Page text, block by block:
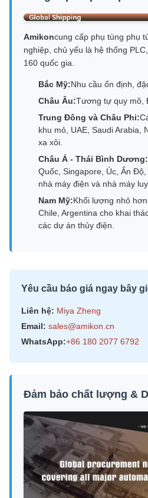
Amikoncung cấp phụ tùng phụ
nghiệp, chủ yếu là hệ thống
160 quốc gia.
Bắc Mỹ:Nhu cầu ổn định,
Châu Âu:Tương tự quy mô,
Trung Đông và Châu Phi:
khu mỏ, UAE, Saudi Arabia,
xa xôi.
Châu Á - Thái Bình Dương:
Quốc, Singapore, Úc, Ấn
nhà máy điện và nhà máy
Nam Mỹ:Khối lượng nhỏ
Chile, Argentina cho khai
các dự án thủy điện.
Yêu cầu báo giá ngay bây
Liên hệ: Miya Zheng
Email: sales@amikon.cn
WhatsApp:+86 180 2077 6792
Đảm bảo chất lượng &